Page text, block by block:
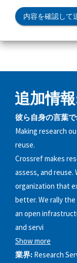
内容を確認して
追加情
彼ら自身の言葉
Making research
reuse.
Crossref makes
assess, and
organization that
better. We rally
an open
and servi
Show more
業界: Research